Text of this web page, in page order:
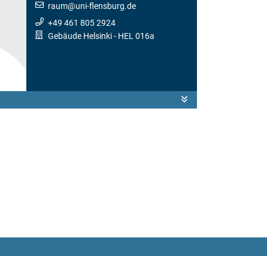
raum@uni-flensburg.de
+49 461 805 2924
Gebäude Helsinki- HEL 016a